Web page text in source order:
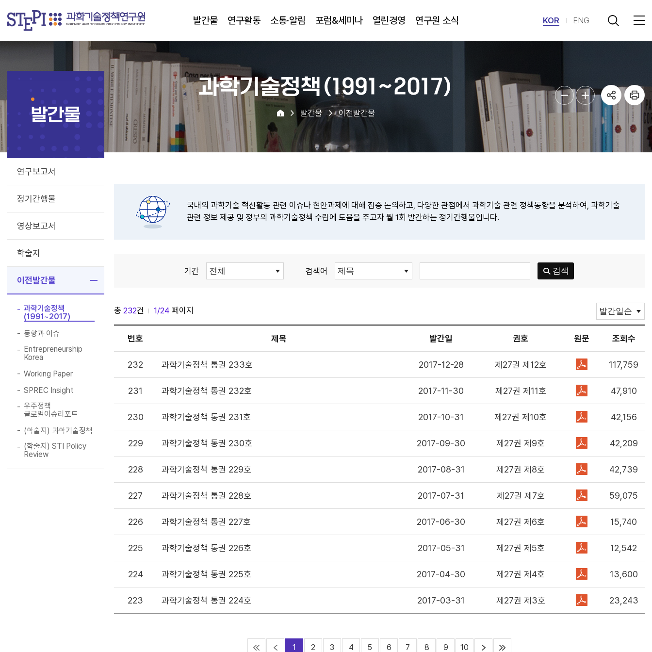
발간물 연구활동 소통·알림 포럼&세미나 열린경영 연구원 소식 KOR ENG
과학기술정책(1991~2017)
발간물 이전발간물
발간물
연구보고서
정기간행물
영상보고서
학술지
이전발간물
과학기술정책
(1991~2017)
동향과 이슈
Entrepreneurship
Korea
Working Paper
SPREC Insight
우주정책
글로벌이슈리포트
(학술지) 과학기술정책
(학술지) STI Policy
Review
과학기술정책연구원 연구자료 이용에 항상 감사드립니다.
이용하시는 자료는 연구기관의 소중한 연구성과물로 저작권 및 이용조건 등을 준수하여 활용해
자료 다운로드를 위해 하단의 자료이용 동의서 및 사용목적 등에 응답 부탁드립니다.
활용됩니다.
감사합니다.
자료 이용 시, 과학기술정책연구원에서 제공하는 저작물을 이용하였음을 명시할 것을
동의합니다.
본 저작물을"공공누리 제4유형"조건에 따라 이용할 것을 동의합니다.
※ 무단으로 연구성과물을 사용하였거나 과학기술정책연구원에서 제시한 이용조건을 이행하지
중지할 수 있습니다.
정책개발 학술연구
직업군 선택
국내외 과학기술 혁신활동 관련 이슈나 현안과제에 대해 집중 논의하고, 다양한 관점에서 과학기술 관련 정책동향을 분석하여, 과학기술
관련 정보 제공 및 정부의 과학기술정책 수립에 도움을 주고자 월 1회 발간하는 정기간행물입니다.
기간 검색어
총 232건 1/24 페이지
번호 제목 발간일 권호 원문 조회수
232 과학기술정책 통권 233호 2017-12-28 제27권 제12호 117,759
231 과학기술정책 통권 232호 2017-11-30 제27권 제11호 47,910
230 과학기술정책 통권 231호 2017-10-31 제27권 제10호 42,156
229 과학기술정책 통권 230호 2017-09-30 제27권 제9호 42,209
228 과학기술정책 통권 229호 2017-08-31 제27권 제8호 42,739
227 과학기술정책 통권 228호 2017-07-31 제27권 제7호 59,075
226 과학기술정책 통권 227호 2017-06-30 제27권 제6호 15,740
225 과학기술정책 통권 226호 2017-05-31 제27권 제5호 12,542
224 과학기술정책 통권 225호 2017-04-30 제27권 제4호 13,600
223 과학기술정책 통권 224호 2017-03-31 제27권 제3호 23,243
1 2 3 4 5 6 7 8 9 10